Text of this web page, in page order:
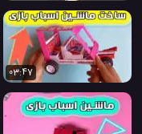
03:47